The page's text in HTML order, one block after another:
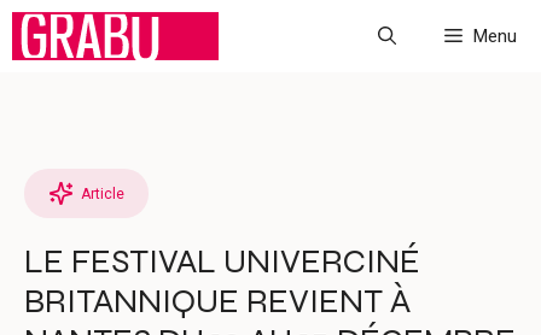
Aller
Menu
Article
LE FESTIVAL UNIVERCINÉ
BRITANNIQUE REVIENT À